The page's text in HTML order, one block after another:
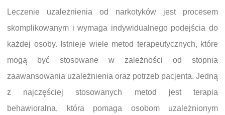
Leczenie uzależnienia od narkotyków jest procesem
skomplikowanym i wymaga indywidualnego podejścia do
każdej osoby. Istnieje wiele metod terapeutycznych, które
mogą być stosowane w zależności od stopnia
zaawansowania uzależnienia oraz potrzeb pacjenta. Jedną
z najczęściej stosowanych metod jest terapia
behawioralna, która pomaga osobom uzależnionym